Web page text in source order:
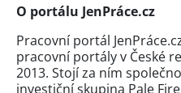
O portálu JenPráce.cz
Pracovní portál
pracovní portály v České
2013. Stojí za ním
investiční skupina Pale